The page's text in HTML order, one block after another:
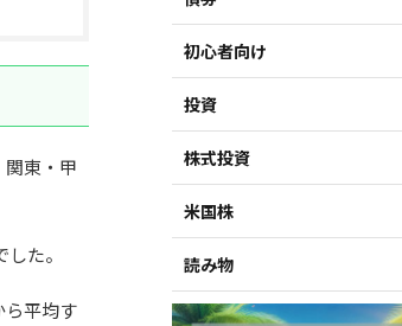
東・甲
た。
ら平均す
初心者向け
投資
株式投資
米国株
読み物